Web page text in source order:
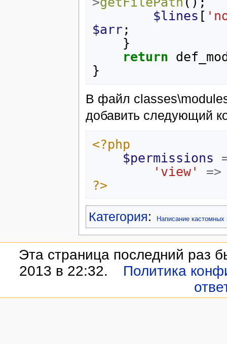
$lines [
$arr ;
}
return
}
В файл
добавить следующий
<?php
$permissions
'view'
=>
?>
Категория: Написание кастомных
Эта страница последний раз
2013 в 22:32.
Политика